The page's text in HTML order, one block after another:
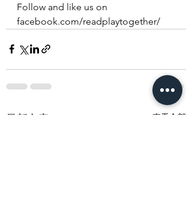
Follow and like us on
facebook.com/readplaytogether/
最新文章 查看全部